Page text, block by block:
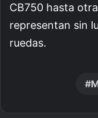
CB750 hasta
representan sin
ruedas.